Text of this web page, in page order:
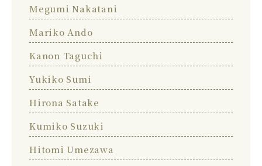
Megumi Nakatani
Mariko Ando
Kanon Taguchi
Yukiko Sumi
Hirona Satake
Kumiko Suzuki
Hitomi Umezawa